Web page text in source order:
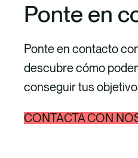
Ponte en
Ponte en contacto
descubre cómo
conseguir tus
CONTACTA CON